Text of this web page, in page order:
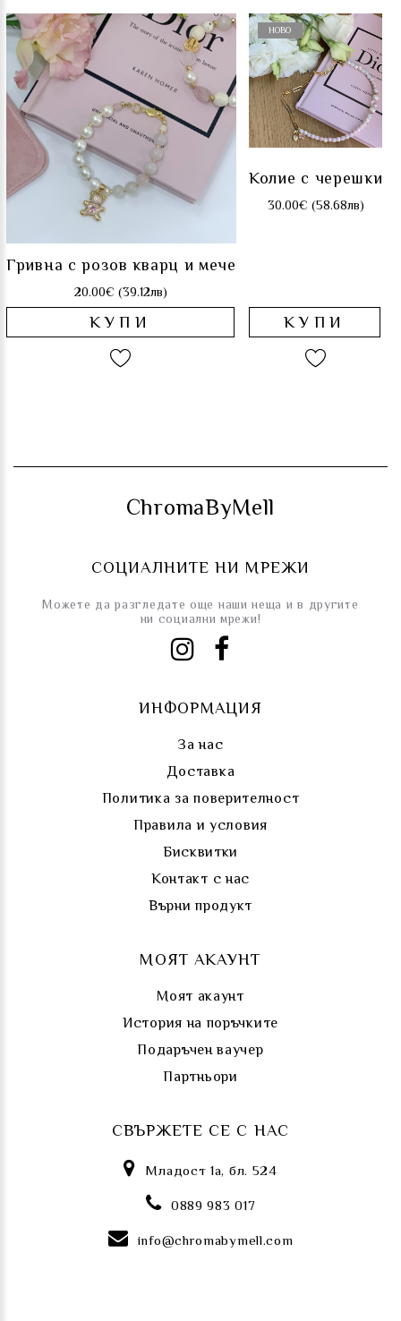
Гривна с розов кварц и мече
20.00€ (39.12лв)
КУПИ
НОВO
Колие с черешки
30.00€ (58.68лв)
КУПИ
ИНФОРМАЦИЯ
За нас
Доставка
Политика за поверителност
Правила и условия
Бисквитки
Контакт с нас
Върни продукт
МОЯТ АКАУНТ
Моят акаунт
История на поръчките
Подаръчен ваучер
Партньори
ChromaByMell
СОЦИАЛНИТЕ НИ МРЕЖИ
Можете да разгледате още наши неща и в другите
ни социални мрежи!
СВЪРЖЕТЕ СЕ С НАС
Младост 1а, бл. 524
0889 983 017
info@chromabymell.com